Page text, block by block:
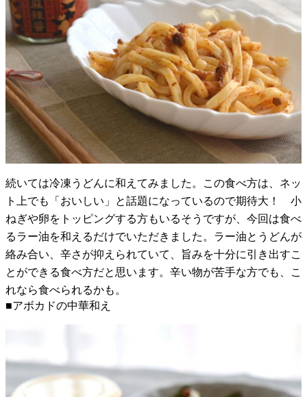
続いては冷凍うどんに和えてみました。この食べ方は、ネッ
ト上でも「おいしい」と話題になっているので期待大！ 小
ねぎや卵をトッピングする方もいるそうですが、今回は食べ
るラー油を和えるだけでいただきました。ラー油とうどんが
絡み合い、辛さが抑えられていて、旨みを十分に引き出すこ
とができる食べ方だと思います。辛い物が苦手な方でも、こ
れなら食べられるかも。
■アボカドの中華和え